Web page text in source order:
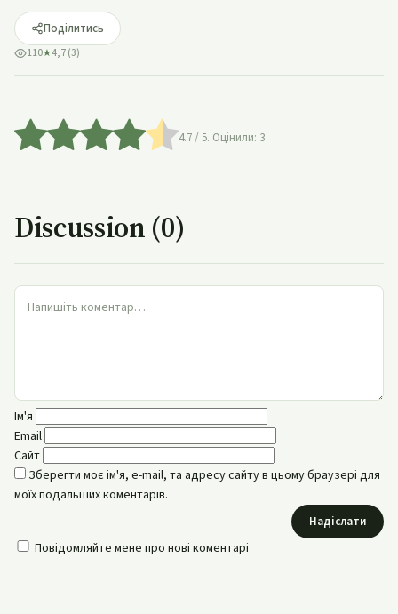
Поділитись
110★4,7 (3)
4.7/ 5. Оцінили: 3
Discussion (0)
Ім'я
Email
Сайт
Зберегти моє ім'я, e-mail, та адресу сайту в цьому браузері для
моїх подальших коментарів.
Надіслати
Повідомляйте мене про нові коментарі